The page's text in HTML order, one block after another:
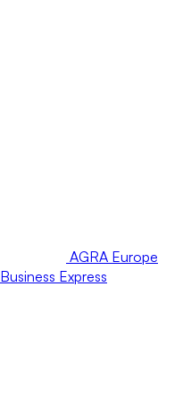
AGRA Europe
Business Express